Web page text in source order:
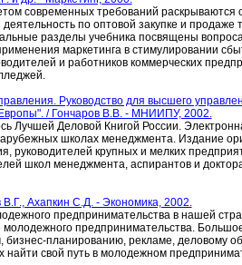
современных требований раскрываются
по оптовой закупке и продаже
разделы учебника посвящены
маркетинга в стимулировании
и работников коммерческих
Руководство для высшего
/ Гончаров В.В. - МНИИПУ, 2002.
Лучшей Деловой Книгой России.
школах менеджмента. Издание
руководителей крупных и мелких
школ менеджмента, аспирантов и
Ахапкин С.Д. - Экономика, 2002.
предпринимательства в нашей
предпринимательства.
планированию, рекламе, деловому
свой путь в молодежном